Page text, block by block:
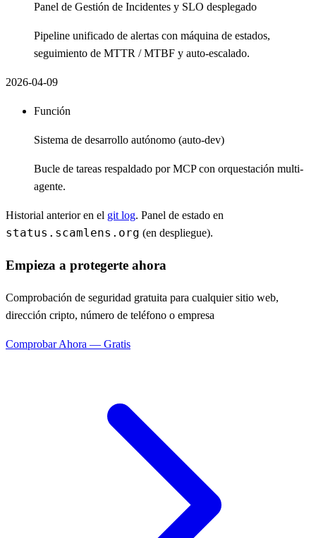
Panel de Gestión de Incidentes y SLO desplegado
Pipeline unificado de alertas con máquina de estados,
seguimiento de MTTR / MTBF y auto-escalado.
2026-04-09
Función
Sistema de desarrollo autónomo (auto-dev)
Bucle de tareas respaldado por MCP con orquestación multi-
agente.
Historial anterior en el git log. Panel de estado en
status.scamlens.org (en despliegue).
Empieza a protegerte ahora
Comprobación de seguridad gratuita para cualquier sitio web,
dirección cripto, número de teléfono o empresa
Comprobar Ahora — Gratis